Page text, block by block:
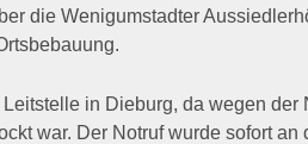
die Wenigumstadter
in Dieburg, da wegen
war. Der Notruf wurde sofort